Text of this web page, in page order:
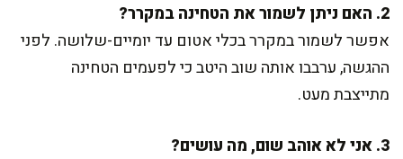
2. האם ניתן לשמור את הטחינה במקרר?
אפשר לשמור במקרר בכלי אטום עד יומיים-שלושה. לפני
ההגשה, ערבבו אותה שוב היטב כי לפעמים הטחינה
מתייצבת מעט.
3. אני לא אוהב שום, מה עושים?